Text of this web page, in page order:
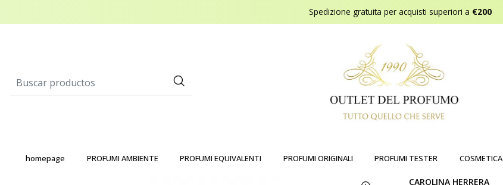
Spedizione gratuita per acquisti superiori a €200
homepage PROFUMI AMBIENTE PROFUMI EQUIVALENTI PROFUMI ORIGINALI PROFUMI TESTER COSMETICA
CAROLINA HERRERA